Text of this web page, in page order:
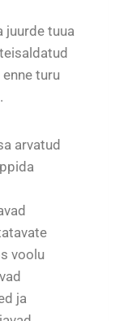
juurde tuua
turu
.
arvatud
voolu
ja